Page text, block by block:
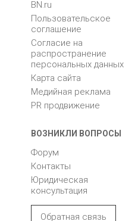
BN.ru
Пользовательское
соглашение
Согласие на
распространение
персональных данных
Карта сайта
Медийная реклама
PR продвижение
ВОЗНИКЛИ ВОПРОСЫ
Форум
Контакты
Юридическая
консультация
Обратная связь